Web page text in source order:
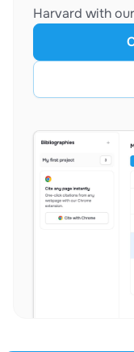
Harvard with